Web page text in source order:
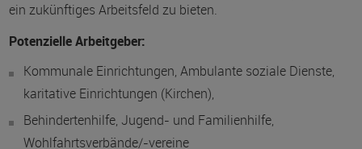
ein zukünftiges Arbeitsfeld zu bieten.
Potenzielle Arbeitgeber:
Kommunale Einrichtungen, Ambulante soziale Dienste,
karitative Einrichtungen (Kirchen),
Behindertenhilfe, Jugend- und Familienhilfe,
Wohlfahrtsverbände/-vereine